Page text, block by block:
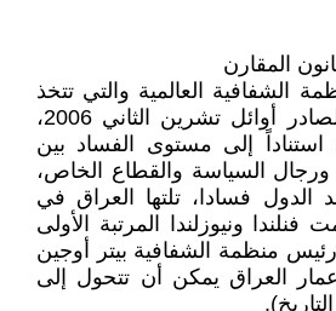
المقارن
الشفافية العالمية والتي تتخذ
من برلين مقرا لها، الصادر أوائل تشرين الثاني 2006،
تضم 163 دولة استناداً إلى مستوى الفساد بين
السياسة والقطاع الخاص،
فسادا، تلتها العراق في
فنلندا ونيوزلندا المرتبة الأولى
منظمة الشفافية بيتر أوجين
العراق يمكن أن تتحول إلى